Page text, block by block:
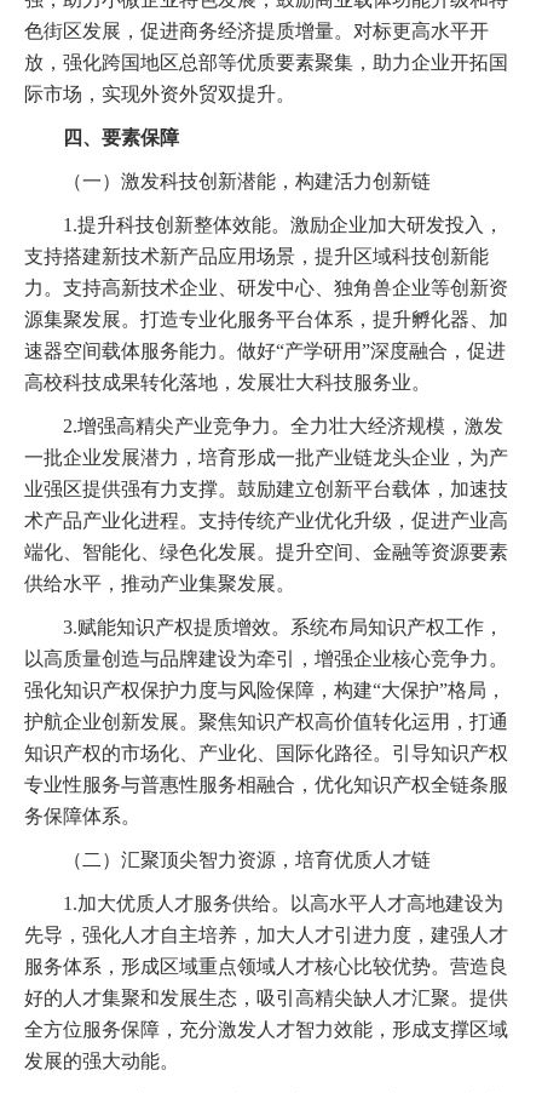
色街区发展，促进商务经济提质增量。对标更高水平开
放，强化跨国地区总部等优质要素聚集，助力企业开拓国
际市场，实现外资外贸双提升。
四、要素保障
（一）激发科技创新潜能，构建活力创新链
1.提升科技创新整体效能。激励企业加大研发投入，
支持搭建新技术新产品应用场景，提升区域科技创新能
力。支持高新技术企业、研发中心、独角兽企业等创新资
源集聚发展。打造专业化服务平台体系，提升孵化器、加
速器空间载体服务能力。做好“产学研用”深度融合，促进
高校科技成果转化落地，发展壮大科技服务业。
2.增强高精尖产业竞争力。全力壮大经济规模，激发
一批企业发展潜力，培育形成一批产业链龙头企业，为产
业强区提供强有力支撑。鼓励建立创新平台载体，加速技
术产品产业化进程。支持传统产业优化升级，促进产业高
端化、智能化、绿色化发展。提升空间、金融等资源要素
供给水平，推动产业集聚发展。
3.赋能知识产权提质增效。系统布局知识产权工作，
以高质量创造与品牌建设为牵引，增强企业核心竞争力。
强化知识产权保护力度与风险保障，构建“大保护”格局，
护航企业创新发展。聚焦知识产权高价值转化运用，打通
知识产权的市场化、产业化、国际化路径。引导知识产权
专业性服务与普惠性服务相融合，优化知识产权全链条服
务保障体系。
（二）汇聚顶尖智力资源，培育优质人才链
1.加大优质人才服务供给。以高水平人才高地建设为
先导，强化人才自主培养，加大人才引进力度，建强人才
服务体系，形成区域重点领域人才核心比较优势。营造良
好的人才集聚和发展生态，吸引高精尖缺人才汇聚。提供
全方位服务保障，充分激发人才智力效能，形成支撑区域
发展的强大动能。